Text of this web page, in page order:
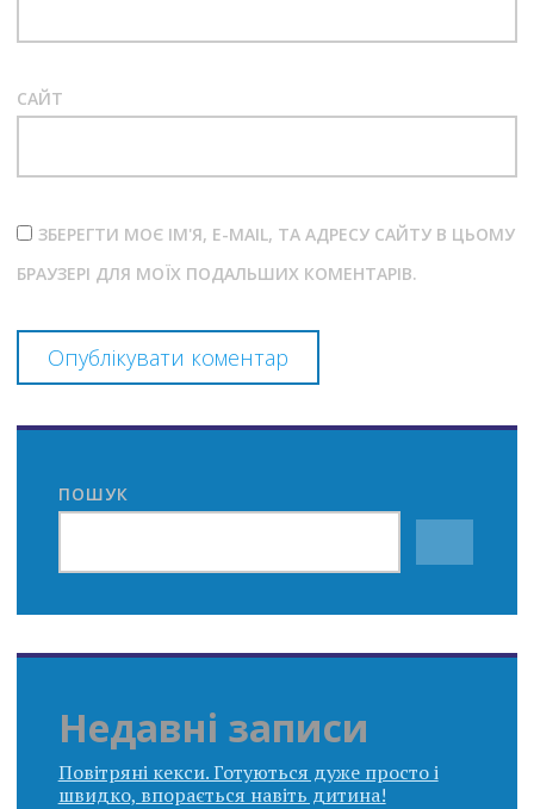
САЙТ
ЗБЕРЕГТИ МОЄ ІМ'Я, E-MAIL, ТА АДРЕСУ САЙТУ В ЦЬОМУ
БРАУЗЕРІ ДЛЯ МОЇХ ПОДАЛЬШИХ КОМЕНТАРІВ.
ПОШУК
Недавні записи
Повітряні кекси. Готуються дуже просто і
швидко, впорається навіть дитина!